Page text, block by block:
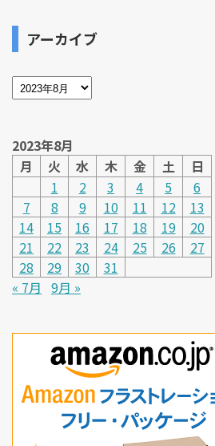
アーカイブ
2023年8月
月
火 水 木 金 土
日
1
2 3 4 5
6
7
8 9 10 11 12
13
14
15 16 17 18 19
20
21
22 23 24 25 26
27
28
29 30
31
« 7月 9月 »